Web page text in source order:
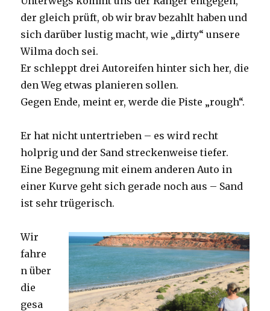
der gleich prüft, ob wir brav bezahlt haben und
sich darüber lustig macht, wie „dirty“ unsere
Wilma doch sei.
Er schleppt drei Autoreifen hinter sich her, die
den Weg etwas planieren sollen.
Gegen Ende, meint er, werde die Piste „rough“.
Er hat nicht untertrieben – es wird recht
holprig und der Sand streckenweise tiefer.
Eine Begegnung mit einem anderen Auto in
einer Kurve geht sich gerade noch aus – Sand
ist sehr trügerisch.
Wir
fahre
n über
die
gesa